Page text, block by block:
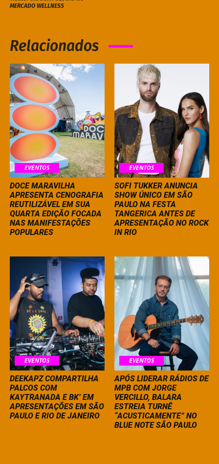
MERCADO WELLNESS
Relacionados
EVENTOS
DOCE MARAVILHA
APRESENTA CENOGRAFIA
REUTILIZÁVEL EM SUA
QUARTA EDIÇÃO FOCADA
NAS MANIFESTAÇÕES
POPULARES
EVENTOS
SOFI TUKKER ANUNCIA
SHOW ÚNICO EM SÃO
PAULO NA FESTA
TANGERICA ANTES DE
APRESENTAÇÃO NO ROCK
IN RIO
EVENTOS
DEEKAPZ COMPARTILHA
PALCOS COM
KAYTRANADA E BK’ EM
APRESENTAÇÕES EM SÃO
PAULO E RIO DE JANEIRO
EVENTOS
APÓS LIDERAR RÁDIOS DE
MPB COM JORGE
VERCILLO, BALARA
ESTREIA TURNÊ
“ACUSTICAMENTE” NO
BLUE NOTE SÃO PAULO